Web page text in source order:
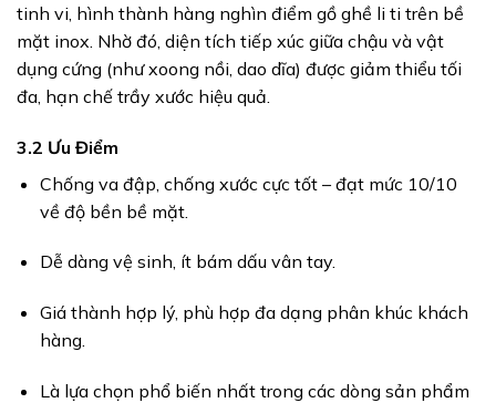
tinh vi, hình thành hàng nghìn điểm gồ ghề li ti trên bề
mặt inox. Nhờ đó, diện tích tiếp xúc giữa chậu và vật
dụng cứng (như xoong nồi, dao dĩa) được giảm thiểu tối
đa, hạn chế trầy xước hiệu quả.
3.2 Ưu Điểm
Chống va đập, chống xước cực tốt – đạt mức 10/10
về độ bền bề mặt.
Dễ dàng vệ sinh, ít bám dấu vân tay.
Giá thành hợp lý, phù hợp đa dạng phân khúc khách
hàng.
Là lựa chọn phổ biến nhất trong các dòng sản phẩm